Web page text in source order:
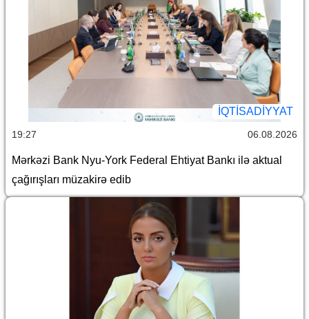
İQTİSADİYYAT
19:27 06.08.2026
Mərkəzi Bank Nyu-York Federal Ehtiyat Bankı ilə aktual
çağırışları müzakirə edib